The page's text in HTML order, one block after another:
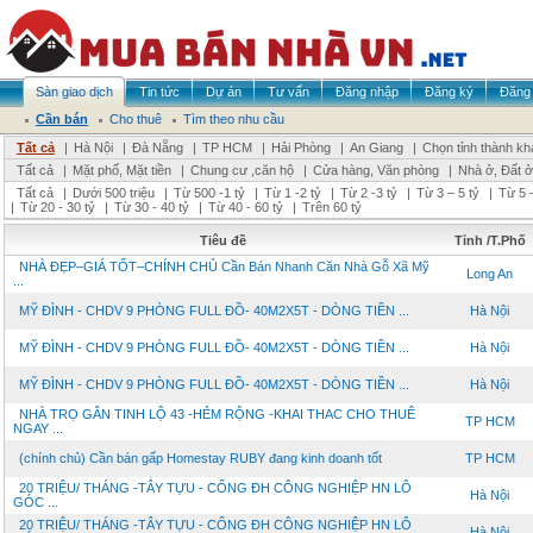
Sàn giao dịch Tin tức Dự án Tư vấn Đăng nhập Đăng ký
Đăng
Cần bán
Cho thuê
Tìm theo nhu cầu
Tất cả
| Hà Nội | Đà Nẵng | TP HCM | Hải Phòng | An Giang | Chọn tỉnh thành
Tất cả
| Mặt phố, Mặt tiền | Chung cư ,căn hộ | Cửa hàng, Văn phòng | Nhà ở, Đất ở
Tất cả
| Dưới 500 triệu | Từ 500 -1 tỷ | Từ 1 -2 tỷ | Từ 2 -3 tỷ | Từ 3 – 5 tỷ | Từ 5
| Từ 20 - 30 tỷ | Từ 30 - 40 tỷ | Từ 40 - 60 tỷ | Trên 60 tỷ
Tiêu đề
Tỉnh /T.Phố
NHÀ ĐẸP–GIÁ TỐT–CHÍNH CHỦ Cần Bán Nhanh Căn Nhà Gỗ Xã Mỹ
Long An
MỸ ĐÌNH - CHDV 9 PHÒNG FULL ĐỒ- 40M2X5T - DÒNG TIỀN ... Hà Nội
MỸ ĐÌNH - CHDV 9 PHÒNG FULL ĐỒ- 40M2X5T - DÒNG TIỀN ... Hà Nội
MỸ ĐÌNH - CHDV 9 PHÒNG FULL ĐỒ- 40M2X5T - DÒNG TIỀN ... Hà Nội
NHÀ TRỌ GÂN TINH LỘ 43 -HẺM RỘNG -KHAI THAC CHO THUÊ
NGAY ...
TP HCM
(chính chủ) Cần bán gấp Homestay RUBY đang kinh doanh tốt TP HCM
20 TRIỆU/ THÁNG -TÂY TỰU - CỔNG ĐH CÔNG NGHIỆP HN LÔ
GÓC ...
Hà Nội
20 TRIỆU/ THÁNG -TÂY TỰU - CỔNG ĐH CÔNG NGHIỆP HN LÔ